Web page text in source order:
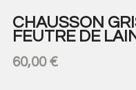
CHAUSSON
FEUTRE DE
60,00 €